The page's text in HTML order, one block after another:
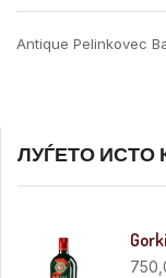
Antique Pelinkovec
ЛУЃЕТО ИСТО